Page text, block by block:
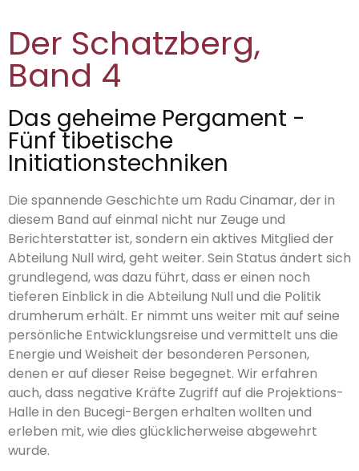
Der Schatzberg,
Band 4
Das geheime Pergament -
Fünf tibetische
Initiationstechniken
Die spannende Geschichte um Radu Cinamar, der in
diesem Band auf einmal nicht nur Zeuge und
Berichterstatter ist, sondern ein aktives Mitglied der
Abteilung Null wird, geht weiter. Sein Status ändert sich
grundlegend, was dazu führt, dass er einen noch
tieferen Einblick in die Abteilung Null und die Politik
drumherum erhält. Er nimmt uns weiter mit auf seine
persönliche Entwicklungsreise und vermittelt uns die
Energie und Weisheit der besonderen Personen,
denen er auf dieser Reise begegnet. Wir erfahren
auch, dass negative Kräfte Zugriff auf die Projektions-
Halle in den Bucegi-Bergen erhalten wollten und
erleben mit, wie dies glücklicherweise abgewehrt
wurde.